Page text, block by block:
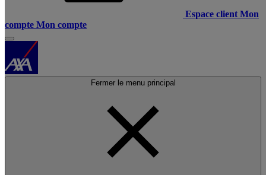
Espace client Mon
compte Mon compte
Fermer le menu principal